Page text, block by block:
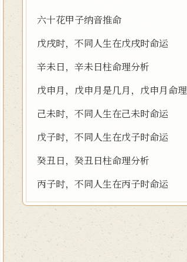
六十花甲子纳音推命
戊戌时，不同人生在戊戌时命运
辛未日，辛未日柱命理分析
戊申月，戊申月是几月，戊申月命理
己未时，不同人生在己未时命运
戊子时，不同人生在戊子时命运
癸丑日，癸丑日柱命理分析
丙子时，不同人生在丙子时命运